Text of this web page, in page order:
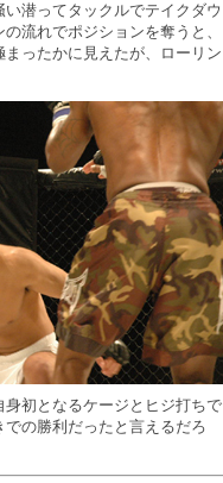
潜ってタックルでテイクダウ
流れでポジションを奪うと、
ったかに見えたが、ローリン
初となるケージとヒジ打ちで
の勝利だったと言えるだろ